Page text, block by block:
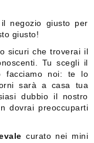
negozio giusto per
giusto!
sicuri che troverai il
Tu scegli il
facciamo noi: te lo
sarà a casa tua
dubbio il nostro
dovrai preoccuparti
curato nei mini